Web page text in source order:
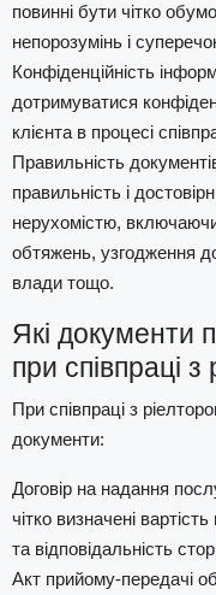
повинні бути чітко
непорозумінь і
Конфіденційність
дотримуватися
клієнта в процесі
Правильність
правильність і
нерухомістю,
обтяжень, узгодження
влади тощо.
Які документи
при співпраці з
При співпраці з
документи:
Договір на надання
чітко визначені
та відповідальність
Акт прийому-передачі